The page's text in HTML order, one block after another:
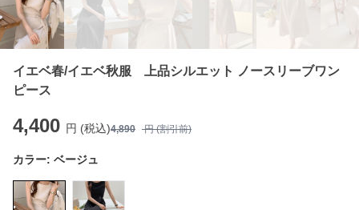
イエベ春/イエベ秋服 上品シルエット ノースリーブワン
ピース
4,400 円 (税込)4,890 円 (割引前)
カラー: ベージュ